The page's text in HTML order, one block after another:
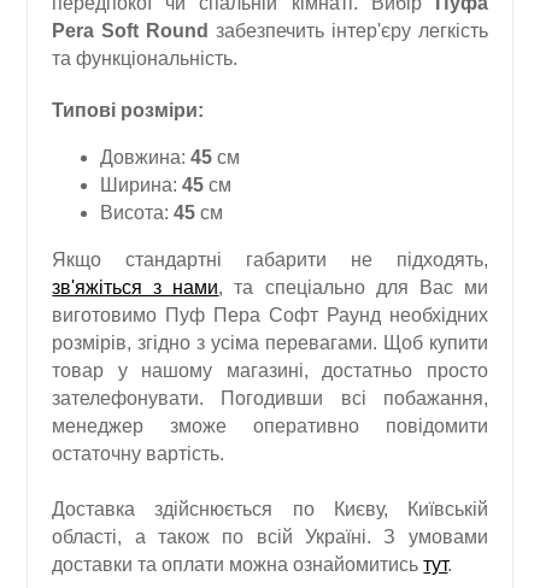
Pera Soft Round забезпечить інтер'єру легкість
та функціональність.
Типові розміри:
Довжина: 45 см
Ширина: 45 см
Висота: 45 см
Якщо стандартні габарити не підходять,
зв'яжіться з нами, та спеціально для Вас ми
виготовимо Пуф Пера Софт Раунд необхідних
розмірів, згідно з усіма перевагами. Щоб купити
товар у нашому магазині, достатньо просто
зателефонувати. Погодивши всі побажання,
менеджер зможе оперативно повідомити
остаточну вартість.
Доставка здійснюється по Києву, Київській
області, а також по всій Україні. З умовами
доставки та оплати можна ознайомитисьтут.